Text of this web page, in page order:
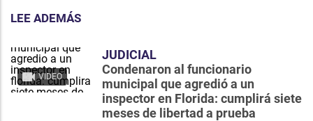
LEE ADEMÁS
VIDEO
JUDICIAL
Condenaron al funcionario
municipal que agredió a un
inspector en Florida: cumplirá siete
meses de libertad a prueba